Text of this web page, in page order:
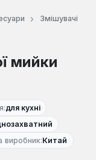
Змішувачі
мийки
для кухні
виробник:Китай